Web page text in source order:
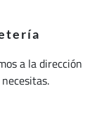
a la dirección